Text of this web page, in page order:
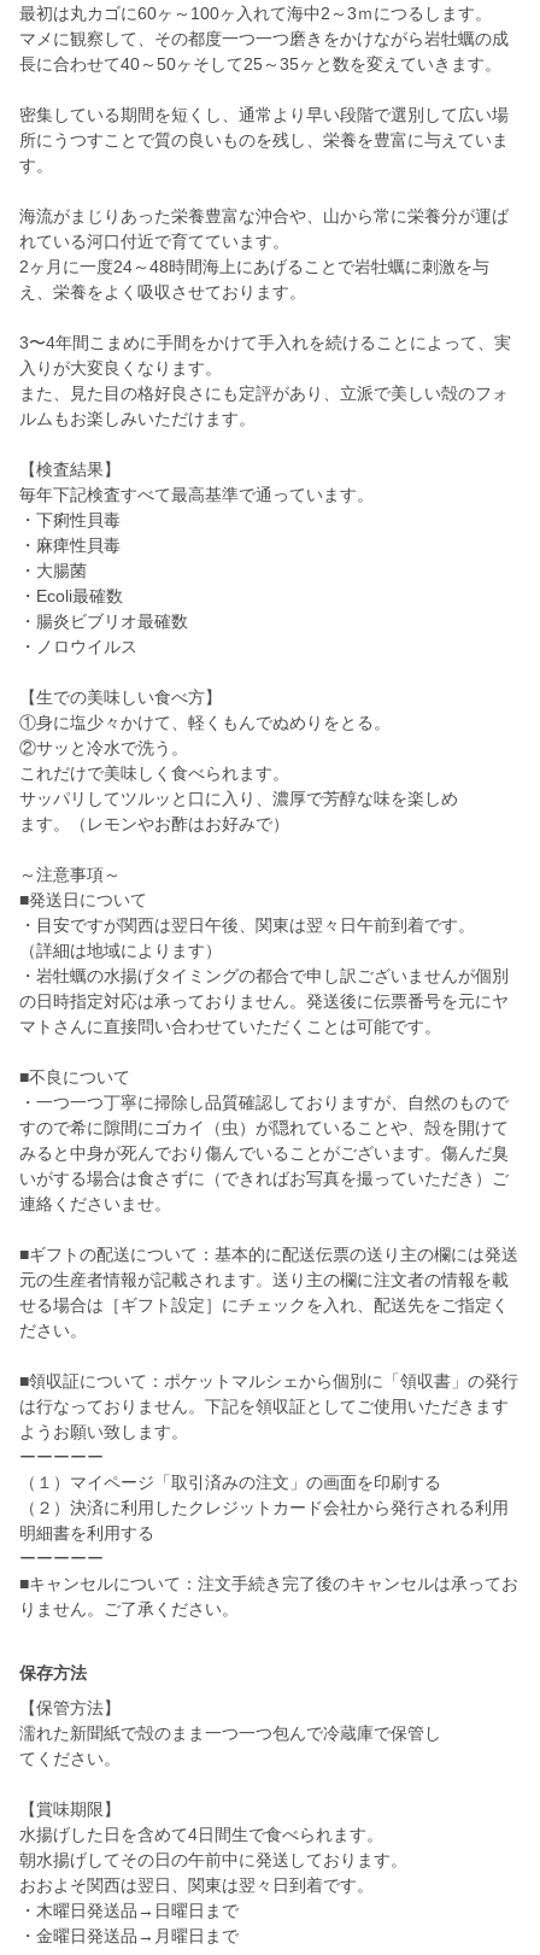
最初は丸カゴに60ヶ～100ヶ入れて海中2～3ｍにつるします。
マメに観察して、その都度一つ一つ磨きをかけながら岩牡蠣の成
長に合わせて40～50ヶそして25～35ヶと数を変えていきます。
密集している期間を短くし、通常より早い段階で選別して広い場
所にうつすことで質の良いものを残し、栄養を豊富に与えていま
す。
海流がまじりあった栄養豊富な沖合や、山から常に栄養分が運ば
れている河口付近で育てています。
2ヶ月に一度24～48時間海上にあげることで岩牡蠣に刺激を与
え、栄養をよく吸収させております。
3〜4年間こまめに手間をかけて手入れを続けることによって、実
入りが大変良くなります。
また、見た目の格好良さにも定評があり、立派で美しい殻のフォ
ルムもお楽しみいただけます。
【検査結果】
毎年下記検査すべて最高基準で通っています。
・下痢性貝毒
・麻痺性貝毒
・大腸菌
・Ecoli最確数
・腸炎ビブリオ最確数
・ノロウイルス
【生での美味しい食べ方】
①身に塩少々かけて、軽くもんでぬめりをとる。
②サッと冷水で洗う。
これだけで美味しく食べられます。
サッパリしてツルッと口に入り、濃厚で芳醇な味を楽しめ
ます。（レモンやお酢はお好みで）
～注意事項～
■発送日について
・目安ですが関西は翌日午後、関東は翌々日午前到着です。
（詳細は地域によります）
・岩牡蠣の水揚げタイミングの都合で申し訳ございませんが個別
の日時指定対応は承っておりません。発送後に伝票番号を元にヤ
マトさんに直接問い合わせていただくことは可能です。
■不良について
・一つ一つ丁寧に掃除し品質確認しておりますが、自然のもので
すので希に隙間にゴカイ（虫）が隠れていることや、殻を開けて
みると中身が死んでおり傷んでいることがございます。傷んだ臭
いがする場合は食さずに（できればお写真を撮っていただき）ご
連絡くださいませ。
■ギフトの配送について：基本的に配送伝票の送り主の欄には発送
元の生産者情報が記載されます。送り主の欄に注文者の情報を載
せる場合は［ギフト設定］にチェックを入れ、配送先をご指定く
ださい。
■領収証について：ポケットマルシェから個別に「領収書」の発行
は行なっておりません。下記を領収証としてご使用いただきます
ようお願い致します。
ーーーーー
（１）マイページ「取引済みの注文」の画面を印刷する
（２）決済に利用したクレジットカード会社から発行される利用
明細書を利用する
ーーーーー
■キャンセルについて：注文手続き完了後のキャンセルは承ってお
りません。ご了承ください。
保存方法
【保管方法】
濡れた新聞紙で殻のまま一つ一つ包んで冷蔵庫で保管し
てください。
【賞味期限】
水揚げした日を含めて4日間生で食べられます。
朝水揚げしてその日の午前中に発送しております。
おおよそ関西は翌日、関東は翌々日到着です。
・木曜日発送品→日曜日まで
・金曜日発送品→月曜日まで